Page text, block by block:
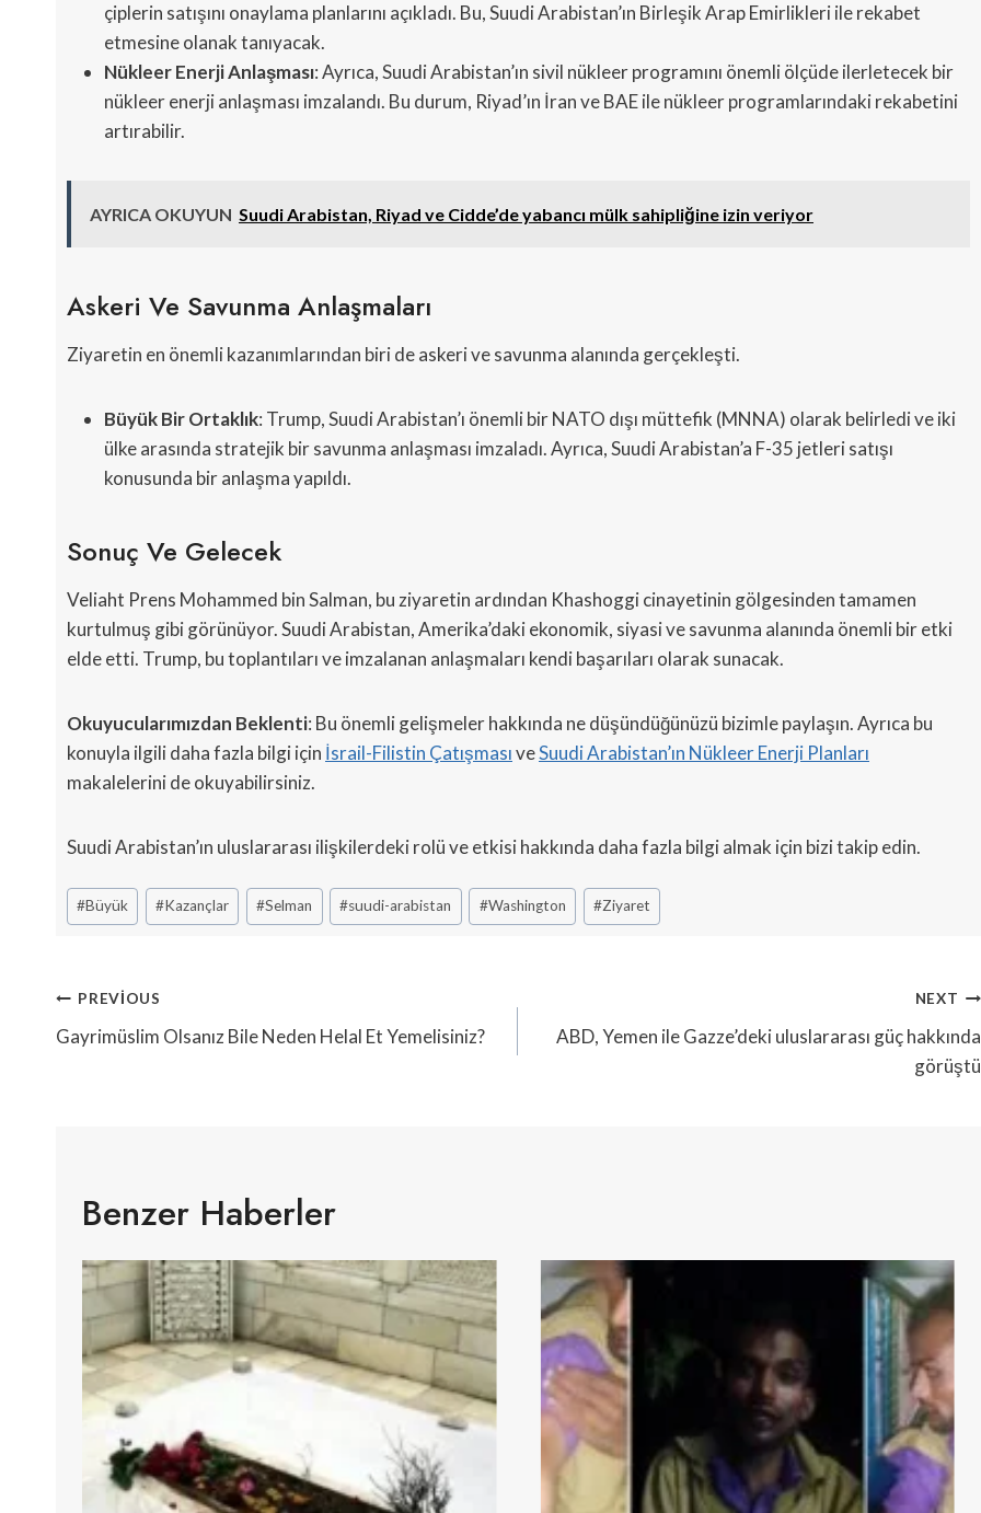
çiplerin satışını onaylama planlarını açıkladı. Bu, Suudi Arabistan’ın Birleşik Arap Emirlikleri ile rekabet
etmesine olanak tanıyacak.
Nükleer Enerji Anlaşması: Ayrıca, Suudi Arabistan’ın sivil nükleer programını önemli ölçüde ilerletecek bir
nükleer enerji anlaşması imzalandı. Bu durum, Riyad’ın İran ve BAE ile nükleer programlarındaki rekabetini
artırabilir.
AYRICA OKUYUN Suudi Arabistan, Riyad ve Cidde’de yabancı mülk sahipliğine izin veriyor
Askeri Ve Savunma Anlaşmaları
Ziyaretin en önemli kazanımlarından biri de askeri ve savunma alanında gerçekleşti.
Büyük Bir Ortaklık: Trump, Suudi Arabistan’ı önemli bir NATO dışı müttefik (MNNA) olarak belirledi ve iki
ülke arasında stratejik bir savunma anlaşması imzaladı. Ayrıca, Suudi Arabistan’a F-35 jetleri satışı
konusunda bir anlaşma yapıldı.
Sonuç Ve Gelecek
Veliaht Prens Mohammed bin Salman, bu ziyaretin ardından Khashoggi cinayetinin gölgesinden tamamen
kurtulmuş gibi görünüyor. Suudi Arabistan, Amerika’daki ekonomik, siyasi ve savunma alanında önemli bir etki
elde etti. Trump, bu toplantıları ve imzalanan anlaşmaları kendi başarıları olarak sunacak.
Okuyucularımızdan Beklenti: Bu önemli gelişmeler hakkında ne düşündüğünüzü bizimle paylaşın. Ayrıca bu
konuyla ilgili daha fazla bilgi için İsrail-Filistin ÇatışmasıveSuudi Arabistan’ın Nükleer Enerji Planları
makalelerini de okuyabilirsiniz.
Suudi Arabistan’ın uluslararası ilişkilerdeki rolü ve etkisi hakkında daha fazla bilgi almak için bizi takip edin.
Post
Tags:
#Büyük #Kazançlar #Selman #suudi-arabistan #Washington #Ziyaret
Yazı
Gezinmesi
PREVIOUS
Gayrimüslim Olsanız Bile Neden Helal Et Yemelisiniz?
NEXT
ABD, Yemen ile Gazze’deki uluslararası güç hakkında
görüştü
Benzer Haberler